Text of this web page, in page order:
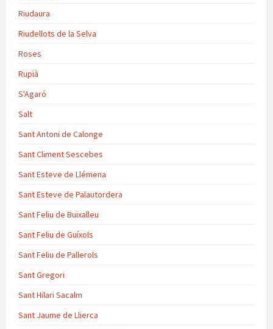
Riudaura
Riudellots de la Selva
Roses
Rupià
S'Agaró
Salt
Sant Antoni de Calonge
Sant Climent Sescebes
Sant Esteve de Llémena
Sant Esteve de Palautordera
Sant Feliu de Buixalleu
Sant Feliu de Guíxols
Sant Feliu de Pallerols
Sant Gregori
Sant Hilari Sacalm
Sant Jaume de Llierca